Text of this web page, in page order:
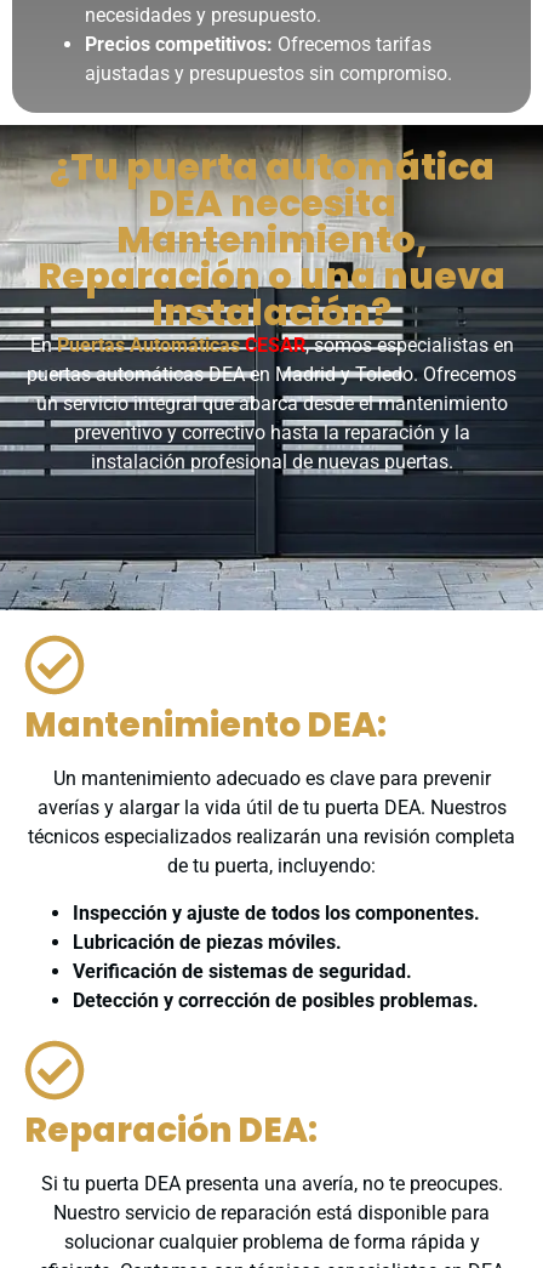
necesidades y presupuesto.
Precios competitivos: Ofrecemos tarifas
ajustadas y presupuestos sin compromiso.
¿Tu puerta automática
DEA necesita
Mantenimiento,
Reparación o una nueva
Instalación?
EnPuertas Automáticas CESAR, somos especialistas en
puertas automáticas DEA en Madrid y Toledo. Ofrecemos
un servicio integral que abarca desde el mantenimiento
preventivo y correctivo hasta la reparación y la
instalación profesional de nuevas puertas.
Mantenimiento DEA:
Un mantenimiento adecuado es clave para prevenir
averías y alargar la vida útil de tu puerta DEA. Nuestros
técnicos especializados realizarán una revisión completa
de tu puerta, incluyendo:
Inspección y ajuste de todos los componentes.
Lubricación de piezas móviles.
Verificación de sistemas de seguridad.
Detección y corrección de posibles problemas.
Reparación DEA:
Si tu puerta DEA presenta una avería, no te preocupes.
Nuestro servicio de reparación está disponible para
solucionar cualquier problema de forma rápida y